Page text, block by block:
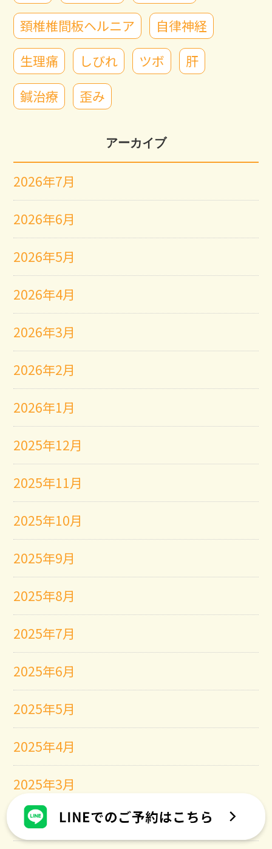
頚椎椎間板ヘルニア
自律神経
生理痛
しびれ ツボ
肝
鍼治療
歪み
アーカイブ
2026年7月
2026年6月
2026年5月
2026年4月
2026年3月
2026年2月
2026年1月
2025年12月
2025年11月
2025年10月
2025年9月
2025年8月
2025年7月
2025年6月
2025年5月
2025年4月
2025年3月
2025年2月